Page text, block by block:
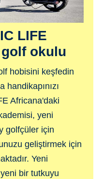
LIFE
okulu
hobisini keşfedin
handikapınızı
Africana'daki
yeni
golfçüler için
geliştirmek için
Yeni
bir tutkuyu